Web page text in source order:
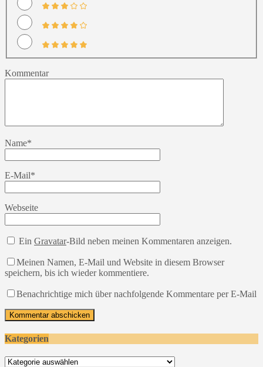
Kommentar
Name*
E-Mail*
Webseite
EinGravatar-Bild neben meinen Kommentaren anzeigen.
Meinen Namen, E-Mail und Website in diesem Browser
speichern, bis ich wieder kommentiere.
Benachrichtige mich über nachfolgende Kommentare per E-Mail
Kategorien
Kategorien